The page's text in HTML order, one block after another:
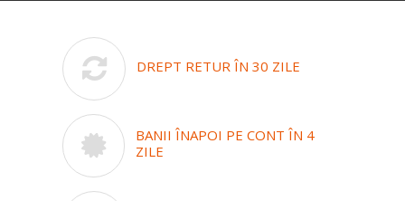
DREPT RETUR ÎN 30 ZILE
BANII ÎNAPOI PE CONT ÎN 4
ZILE